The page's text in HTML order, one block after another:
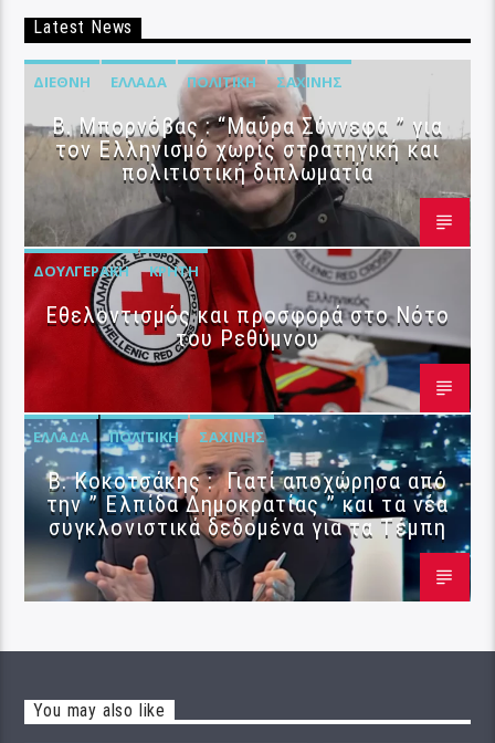
Latest News
ΔΙΕΘΝΉ ΕΛΛΆΔΑ ΠΟΛΙΤΙΚΉ ΣΑΧΊΝΗΣ
B. Μπορνόβας : “Μαύρα Σύννεφα ” για
τον Ελληνισμό χωρίς στρατηγική και
πολιτιστική διπλωματία
ΔΟΥΛΓΕΡΆΚΗ ΚΡΉΤΗ
Εθελοντισμός και προσφορά στο Νότο
του Ρεθύμνου
ΕΛΛΆΔΑ ΠΟΛΙΤΙΚΉ ΣΑΧΊΝΗΣ
Β. Κοκοτσάκης : Γιατί αποχώρησα από
την ” Ελπίδα Δημοκρατίας ” και τα νέα
συγκλονιστικά δεδομένα για τα Τέμπη
You may also like